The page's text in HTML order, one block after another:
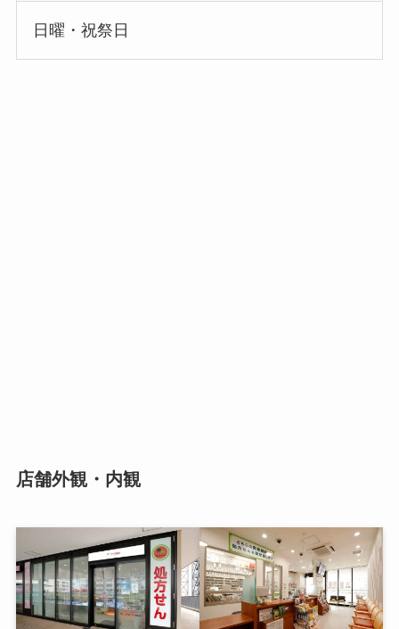
日曜・祝祭日
店舗外観・内観